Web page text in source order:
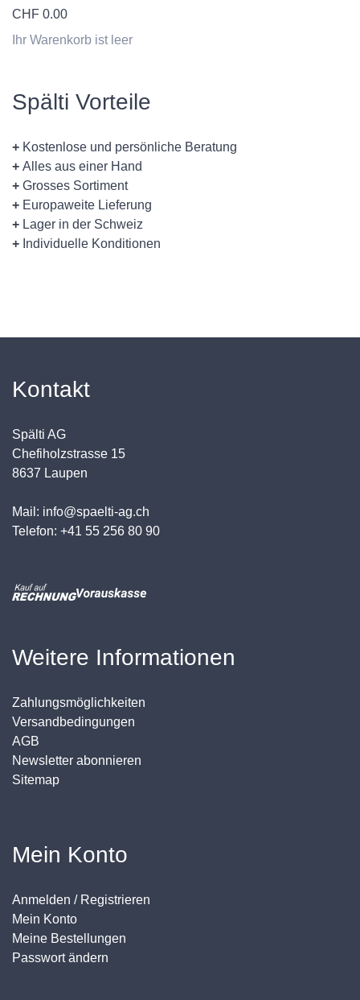
CHF 0.00
Ihr Warenkorb ist leer
Spälti Vorteile
+ Kostenlose und persönliche Beratung
+ Alles aus einer Hand
+ Grosses Sortiment
+ Europaweite Lieferung
+ Lager in der Schweiz
+ Individuelle Konditionen
Kontakt
Spälti AG
Chefiholzstrasse 15
8637 Laupen
Mail: info@spaelti-ag.ch
Telefon: +41 55 256 80 90
Weitere Informationen
Zahlungsmöglichkeiten
Versandbedingungen
AGB
Newsletter abonnieren
Sitemap
Mein Konto
Anmelden / Registrieren
Mein Konto
Meine Bestellungen
Passwort ändern